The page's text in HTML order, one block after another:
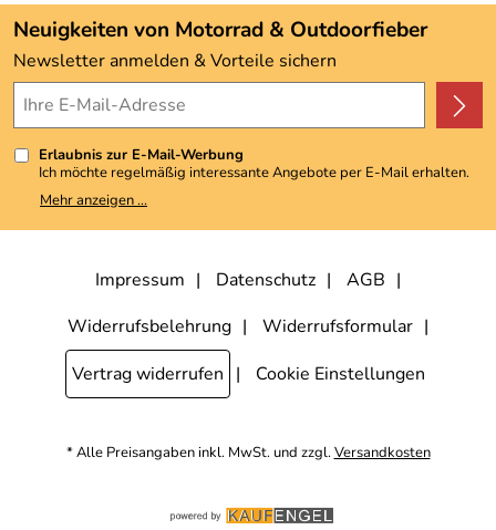
Angebote
Kundenbewertungen (3.493)
4,9/5*****
Neuigkeiten von Motorrad & Outdoorfieber
Newsletter anmelden & Vorteile sichern
Erlaubnis zur E-Mail-Werbung
Ich möchte regelmäßig interessante Angebote per E-Mail erhalten.
Meine E-Mail-Adresse wird nicht an andere Unternehmen
weitergegeben. Zu statistischen Zwecken wird in anonymer Form
kann ich jederzeit mit Wirkung für die Zukunft widerrufen, indem ich
den Link "Abmelden" am Ende des Newsletters anklicke. Die
Mehr anzeigen ...
Impressum Datenschutz
AGB
Widerrufsbelehrung
Widerrufsformular
Vertrag widerrufen
Cookie Einstellungen
* Alle Preisangaben inkl. MwSt. und zzgl.Versandkosten